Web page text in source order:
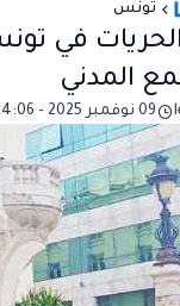
تونس
في
المدني
09 نوفمبر 2025 - 14:06